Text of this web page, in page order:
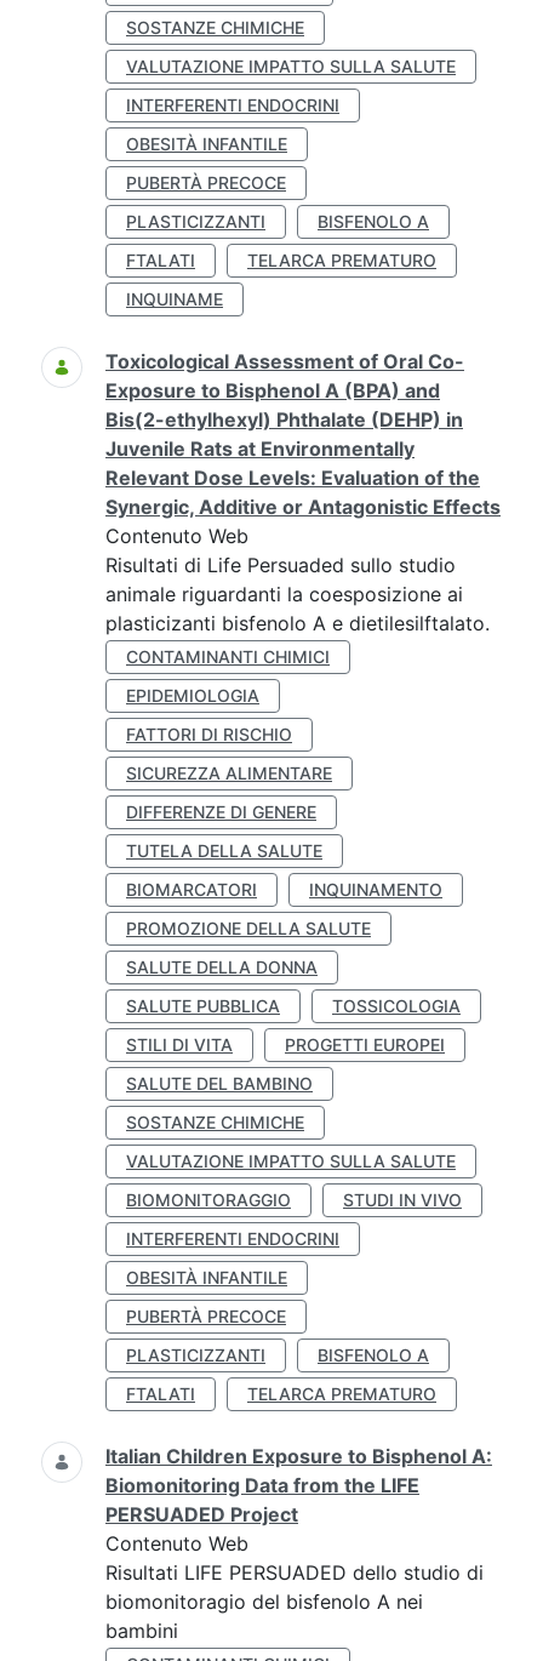
SOSTANZE CHIMICHE
VALUTAZIONE IMPATTO SULLA SALUTE
INTERFERENTI ENDOCRINI
OBESITÀ INFANTILE
PUBERTÀ PRECOCE
PLASTICIZZANTI
BISFENOLO A
FTALATI
TELARCA PREMATURO
INQUINAME
Toxicological Assessment of Oral Co-
Exposure to Bisphenol A (BPA) and
Bis(2-ethylhexyl) Phthalate (DEHP) in
Juvenile Rats at Environmentally
Relevant Dose Levels: Evaluation of the
Synergic, Additive or Antagonistic Effects
Contenuto Web
Risultati di Life Persuaded sullo studio
animale riguardanti la coesposizione ai
plasticizanti bisfenolo A e dietilesilftalato.
CONTAMINANTI CHIMICI
EPIDEMIOLOGIA
FATTORI DI RISCHIO
SICUREZZA ALIMENTARE
DIFFERENZE DI GENERE
TUTELA DELLA SALUTE
BIOMARCATORI
INQUINAMENTO
PROMOZIONE DELLA SALUTE
SALUTE DELLA DONNA
SALUTE PUBBLICA
TOSSICOLOGIA
STILI DI VITA
PROGETTI EUROPEI
SALUTE DEL BAMBINO
SOSTANZE CHIMICHE
VALUTAZIONE IMPATTO SULLA SALUTE
BIOMONITORAGGIO
STUDI IN VIVO
INTERFERENTI ENDOCRINI
OBESITÀ INFANTILE
PUBERTÀ PRECOCE
PLASTICIZZANTI
BISFENOLO A
FTALATI
TELARCA PREMATURO
Italian Children Exposure to Bisphenol A:
Biomonitoring Data from the LIFE
PERSUADED Project
Contenuto Web
Risultati LIFE PERSUADED dello studio di
biomonitoragio del bisfenolo A nei
bambini